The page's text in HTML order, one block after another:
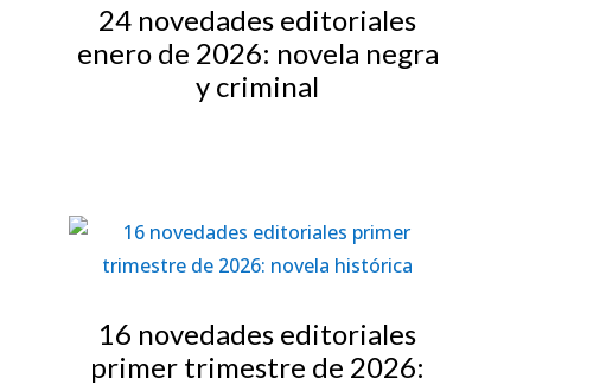
24 novedades editoriales
enero de 2026: novela negra
y criminal
16 novedades editoriales
primer trimestre de 2026: